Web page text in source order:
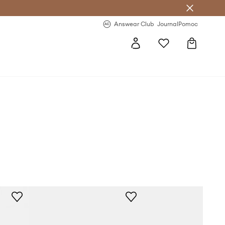
Answear Club JournalPomoc